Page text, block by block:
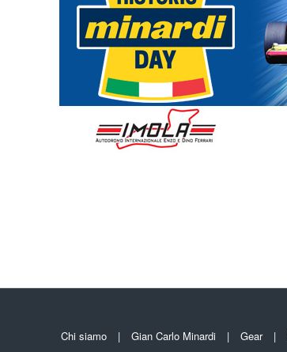
Chi siamo Gian Carlo Minardi Gear